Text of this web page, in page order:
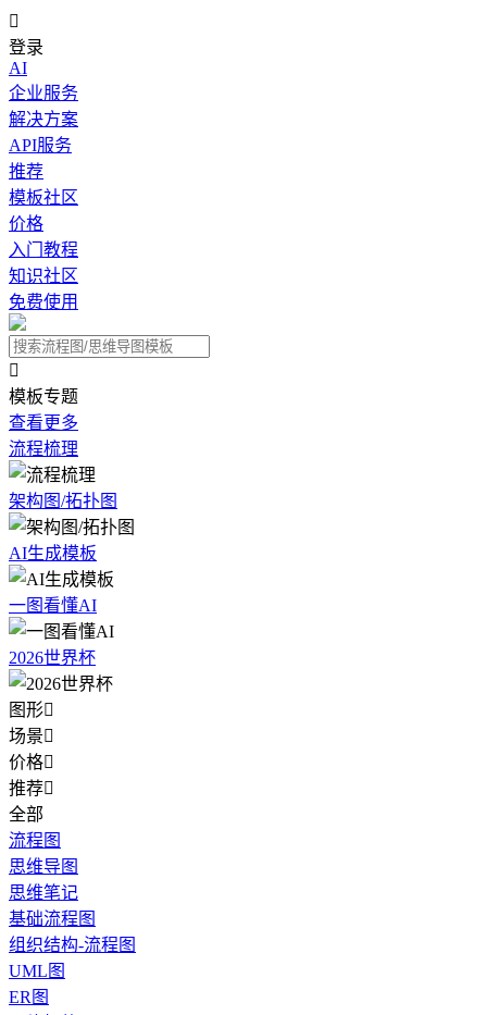

登录
AI
企业服务
解决方案
API服务
推荐
模板社区
价格
入门教程
知识社区
免费使用

模板专题
查看更多
流程梳理
架构图/拓扑图
AI生成模板
一图看懂AI
2026世界杯
图形
场景
价格
推荐
全部
流程图
思维导图
思维笔记
基础流程图
组织结构-流程图
UML图
ER图